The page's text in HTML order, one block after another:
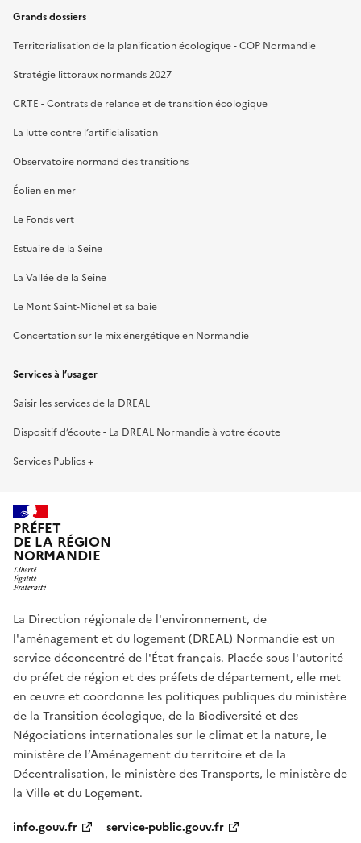
Grands dossiers
Territorialisation de la planification écologique - COP Normandie
Stratégie littoraux normands 2027
CRTE - Contrats de relance et de transition écologique
La lutte contre l’artificialisation
Observatoire normand des transitions
Éolien en mer
Le Fonds vert
Estuaire de la Seine
La Vallée de la Seine
Le Mont Saint-Michel et sa baie
Concertation sur le mix énergétique en Normandie
Services à l’usager
Saisir les services de la DREAL
Dispositif d’écoute - La DREAL Normandie à votre écoute
Services Publics +
PRÉFET
DE LA RÉGION
NORMANDIE
La Direction régionale de l'environnement, de
l'aménagement et du logement (DREAL) Normandie est un
service déconcentré de l'État français. Placée sous l'autorité
du préfet de région et des préfets de département, elle met
en œuvre et coordonne les politiques publiques du ministère
de la Transition écologique, de la Biodiversité et des
Négociations internationales sur le climat et la nature, le
ministère de l’Aménagement du territoire et de la
Décentralisation, le ministère des Transports, le ministère de
la Ville et du Logement.
info.gouv.fr
service-public.gouv.fr